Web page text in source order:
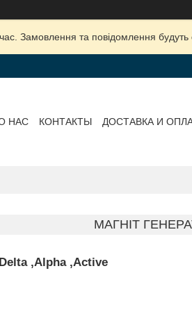
Замовлення та повідомлення
НАС КОНТАКТЫ ДОСТАВКА И
МАГНІТ
,Alpha ,Active